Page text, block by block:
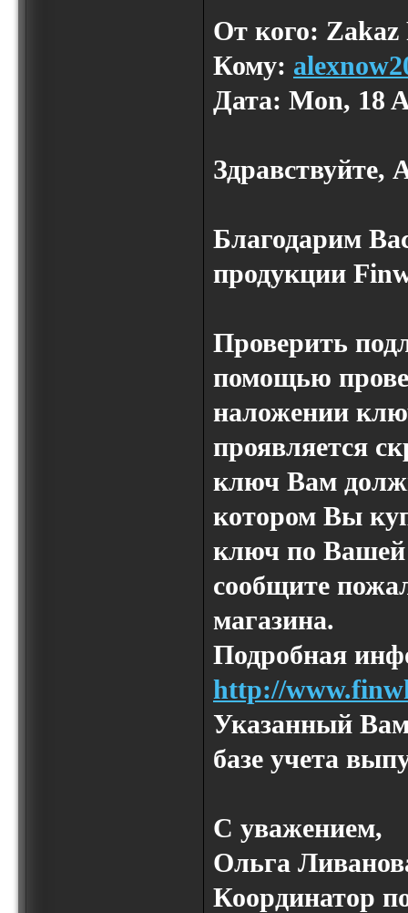
От кого:
Кому:
Дата: Mon, 18
Здравствуйте,
Благодарим
продукции
Проверить
помощью
наложении
проявляется
ключ Вам
котором Вы
ключ по Вашей
сообщите
магазина.
Подробная
http://
Указанный
базе учета
С уважением,
Ольга
Координатор